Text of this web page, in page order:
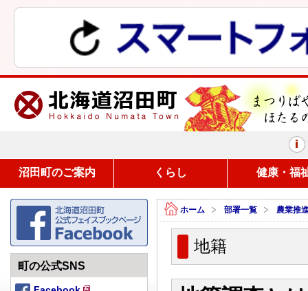
まつりばやしと、ほたるの里
沼田町のご案内 くらし 健康・福
ホーム 部署一覧 農業推
地籍
町の公式SNS